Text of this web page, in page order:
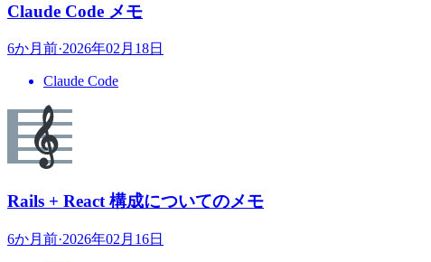
Claude Code メモ
6か月前·2026年02月18日
Claude Code
Rails + React 構成についてのメモ
6か月前·2026年02月16日